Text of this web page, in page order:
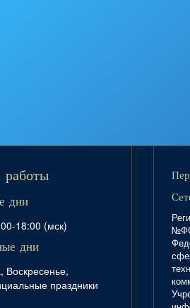
дни
18:00 (мск)
дни
Воскресенье,
праздники